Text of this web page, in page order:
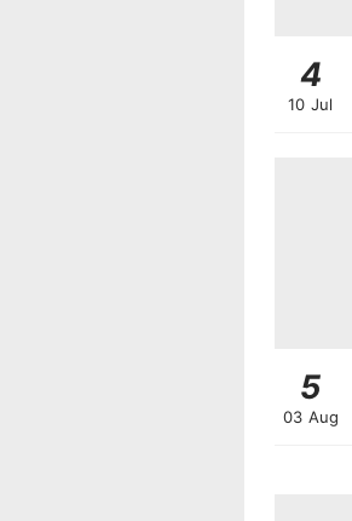
4
10 Jul
5
03 Aug